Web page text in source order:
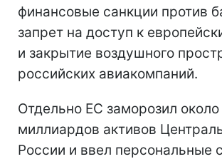
финансовые санкции против
запрет на доступ к
и закрытие воздушного
российских авиакомпаний.
Отдельно ЕС заморозил
миллиардов активов
России и ввел персональные